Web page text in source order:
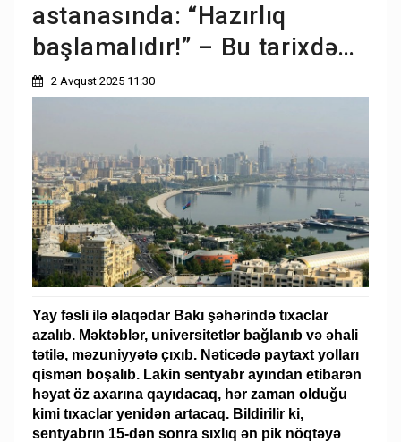
astanasında: “Hazırlıq
başlamalıdır!” – Bu tarixdə…
2 Avqust 2025 11:30
Yay fəsli ilə əlaqədar Bakı şəhərində tıxaclar
azalıb. Məktəblər, universitetlər bağlanıb və əhali
tətilə, məzuniyyətə çıxıb. Nəticədə paytaxt yolları
qismən boşalıb. Lakin sentyabr ayından etibarən
həyat öz axarına qayıdacaq, hər zaman olduğu
kimi tıxaclar yenidən artacaq. Bildirilir ki,
sentyabrın 15-dən sonra sıxlıq ən pik nöqtəyə